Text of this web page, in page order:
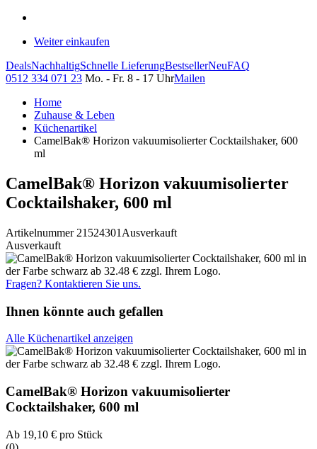
Weiter einkaufen
DealsNachhaltigSchnelle LieferungBestsellerNeuFAQ
0512 334 071 23 Mo. - Fr. 8 - 17 UhrMailen
Home
Zuhause & Leben
Küchenartikel
CamelBak® Horizon vakuumisolierter Cocktailshaker, 600
ml
CamelBak® Horizon vakuumisolierter
Cocktailshaker, 600 ml
Artikelnummer 21524301 Ausverkauft
Ausverkauft
Fragen? Kontaktieren Sie uns.
Ihnen könnte auch gefallen
Alle Küchenartikel anzeigen
CamelBak® Horizon vakuumisolierter
Cocktailshaker, 600 ml
Ab 19,10 € pro Stück